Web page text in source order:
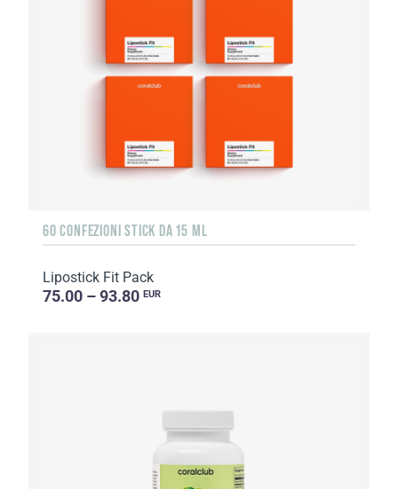
60 CONFEZIONI STICK DA 15 ML
Lipostick Fit Pack
75.00 – 93.80 EUR